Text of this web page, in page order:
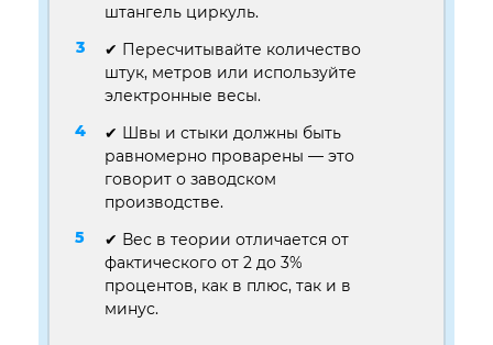
штангель циркуль.
✔ Пересчитывайте количество
штук, метров или используйте
электронные весы.
✔ Швы и стыки должны быть
равномерно проварены — это
говорит о заводском
производстве.
✔ Вес в теории отличается от
фактического от 2 до 3%
процентов, как в плюс, так и в
минус.